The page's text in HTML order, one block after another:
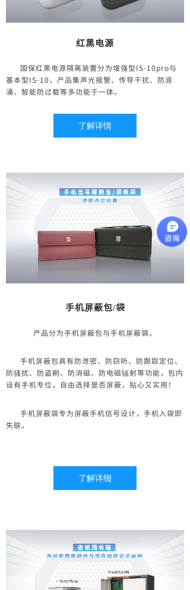
红黑电源
国保红黑电源隔离装置分为增强型IS-10pro与
基本型IS-10，产品集声光报警、传导干扰、防浪
涌、智能防过载等多功能于一体。
了解详情
手机屏蔽包/袋
产品分为手机屏蔽包与手机屏蔽袋。
手机屏蔽包具有防泄密、防窃听、防跟踪定位、
防骚扰、防盗刷、防消磁、防电磁辐射等功能，包内
设有手机专位，自由选择是否屏蔽，贴心又实用！
手机屏蔽袋专为屏蔽手机信号设计，手机入袋即
失联。
了解详细